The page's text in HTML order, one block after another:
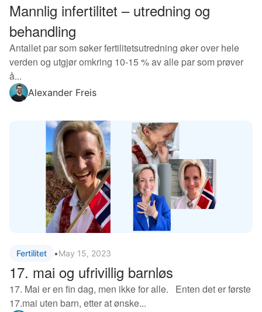
Mannlig infertilitet – utredning og
behandling
Antallet par som søker fertilitetsutredning øker over hele
verden og utgjør omkring 10-15 % av alle par som prøver
å...
Alexander Freis
Fertilitet •May 15, 2023
17. mai og ufrivillig barnløs
17. Mai er en fin dag, men ikke for alle. Enten det er første
17.mai uten barn, etter at ønske...